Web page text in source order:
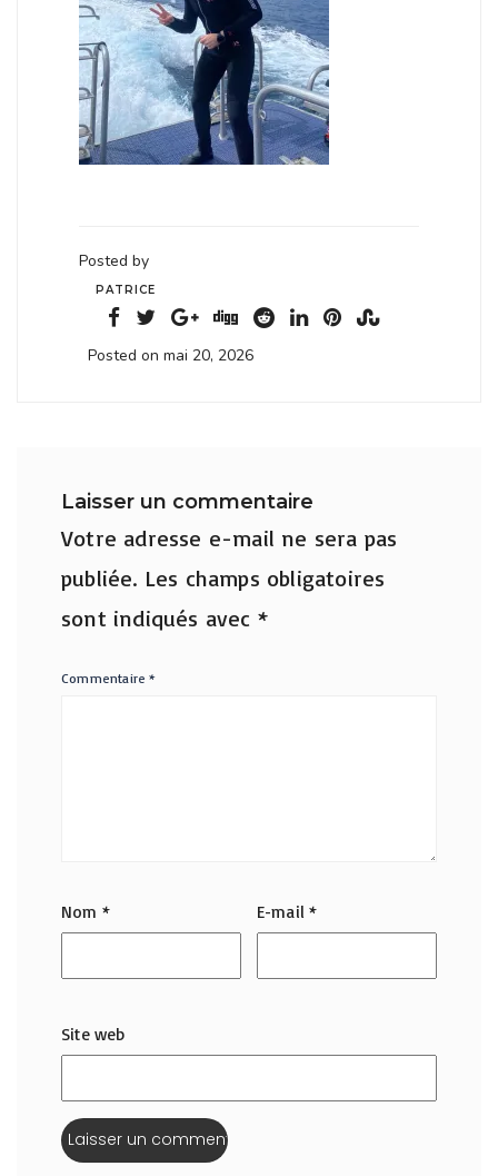
Posted by
PATRICE
Posted on mai 20, 2026
Laisser un commentaire
Votre adresse e-mail ne sera pas
publiée. Les champs obligatoires
sont indiqués avec *
Commentaire*
Nom * E-mail*
Site web